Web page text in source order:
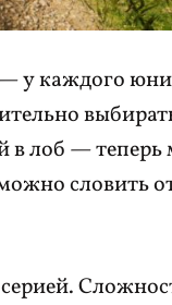
— у каждого
в лоб —
словить